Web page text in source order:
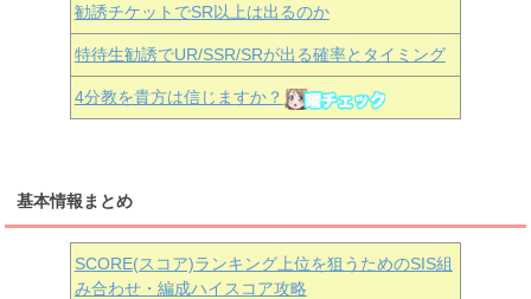
勧誘チケットでSR以上は出るのか
特待生勧誘でUR/SSR/SRが出る確率とタイミング
4分教を貴方は信じますか？
基本情報まとめ
SCORE(スコア)ランキング上位を狙うためのSIS組
み合わせ・編成ハイスコア攻略